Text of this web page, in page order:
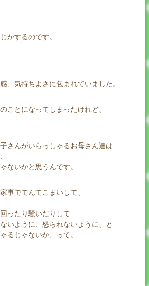
がするのです。
、気持ちよさに包まれていました。
ことになってしまったけれど、
さんがいらっしゃるお母さん達は
ないかと思うんです。
事でてんてこまいして、
ったり騒いだりして
いように、怒られないように、と
るじゃないか、って。